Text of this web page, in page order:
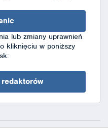
lub zmiany uprawnień
kliknięciu w poniższy